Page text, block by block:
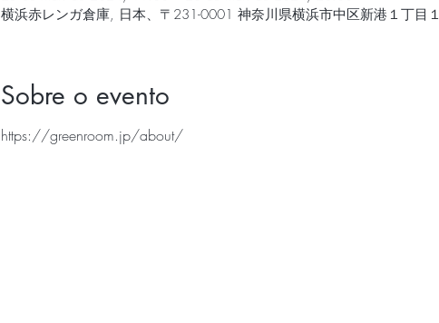
横浜赤レンガ倉庫, 日本、〒231-0001 神奈川県横浜市中区新港１丁目１
Sobre o evento
https://greenroom.jp/about/